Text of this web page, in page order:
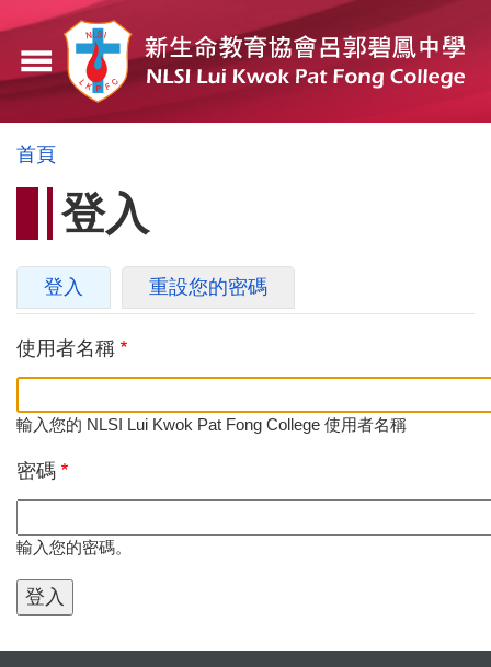
主
內
menu
導
航
結
首頁
登入
主
要
索
引
標
籤
登入
用
中
頁
籤)
重設您的密碼
使用者名稱
輸入您的 NLSI Lui Kwok Pat Fong College 使用者名稱
密碼
輸入您的密碼。